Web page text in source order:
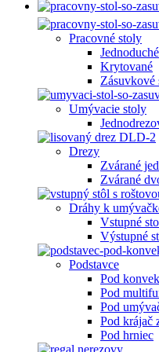
Pracovné stoly
Jednoduché
Krytované
Zásuvkové
Umývacie stoly
Drezy
Zvárané
Zvárané
Dráhy k
Vstupné
Výstupné
Podstavce
Pod
Pod
Pod
Pod krájač
Pod hrniec